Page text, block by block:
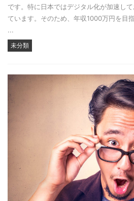
です。特に日本ではデジタル化が加速し
ています。そのため、年収1000万円を目
...
未分類